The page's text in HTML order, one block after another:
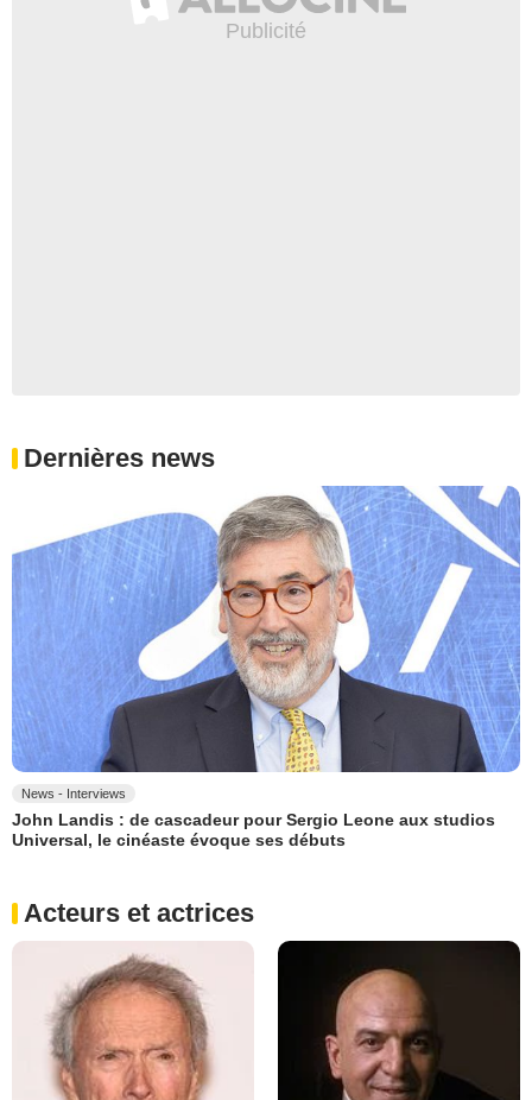
Dernières news
News - Interviews
John Landis : de cascadeur pour Sergio Leone aux studios
Universal, le cinéaste évoque ses débuts
Acteurs et actrices